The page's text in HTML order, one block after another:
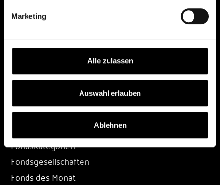
Marketing
Alle zulassen
Auswahl erlauben
Ablehnen
Depot eröffnen
Depot übertragen
Konditionen
FONDS
Fondskategorien
Fondsgesellschaften
Fonds des Monat